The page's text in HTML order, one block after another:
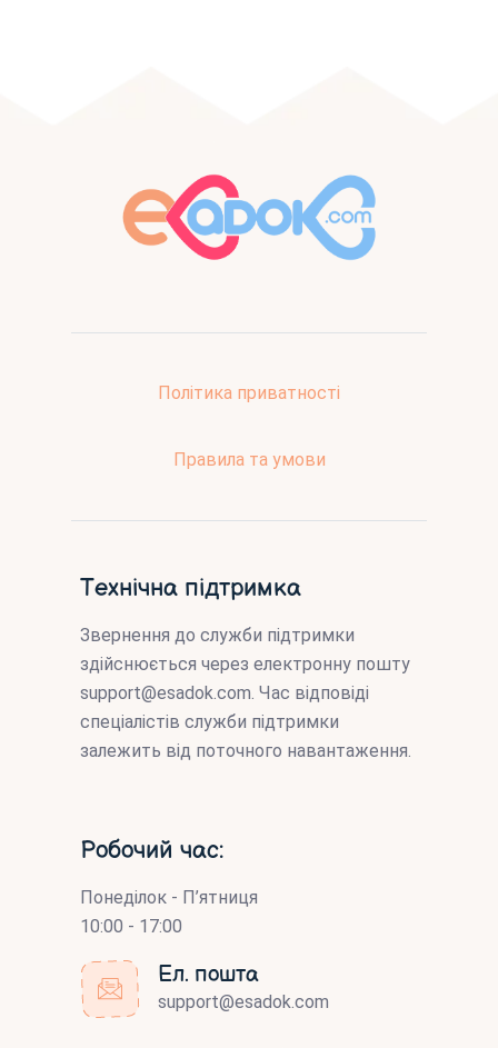
Політика приватності
Правила та умови
Технічна підтримка
Звернення до служби підтримки
здійснюється через електронну пошту
support@esadok.com . Час відповіді
спеціалістів служби підтримки
залежить від поточного навантаження.
Робочий час:
Понеділок - П’ятниця
10:00 - 17:00
Ел. пошта
support@esadok.com